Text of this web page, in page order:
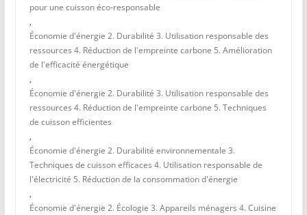
pour une cuisson éco-responsable
,
Économie d'énergie 2. Durabilité 3. Utilisation responsable des
ressources 4. Réduction de l'empreinte carbone 5. Amélioration
de l'efficacité énergétique
,
Économie d'énergie 2. Durabilité 3. Utilisation responsable des
ressources 4. Réduction de l'empreinte carbone 5. Techniques
de cuisson efficientes
,
Économie d'énergie 2. Durabilité environnementale 3.
Techniques de cuisson efficaces 4. Utilisation responsable de
l'électricité 5. Réduction de la consommation d'énergie
,
Économie d'énergie 2. Écologie 3. Appareils ménagers 4. Cuisine